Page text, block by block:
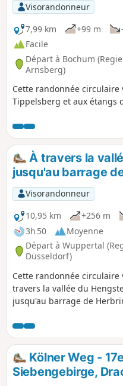
Visorandonneur
7,99 km
+99 m
Facile
Départ à Bochum
Arnsberg)
Cette randonnée circulaire
Tippelsberg et aux étangs
À travers la
jusqu'au barrage
Visorandonneur
10,95 km
+256 m
3h 50
Moyenne
Départ à Wuppertal
Düsseldorf)
Cette randonnée circulaire
travers la vallée du
jusqu'au barrage de
Kölner Weg -
Siebengebirge,